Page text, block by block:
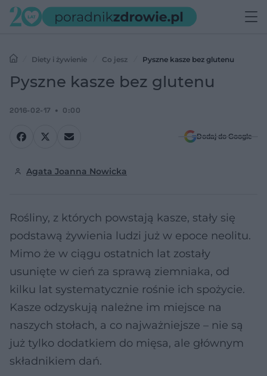
Diety i żywienie Co jesz Pyszne kasze bez glutenu
Pyszne kasze bez glutenu
2016-02-17 0:00
Dodaj do Google
Agata Joanna Nowicka
Rośliny, z których powstają kasze, stały się
podstawą żywienia ludzi już w epoce neolitu.
Mimo że w ciągu ostatnich lat zostały
usunięte w cień za sprawą ziemniaka, od
kilku lat systematycznie rośnie ich spożycie.
Kasze odzyskują należne im miejsce na
naszych stołach, a co najważniejsze – nie są
już tylko dodatkiem do mięsa, ale głównym
składnikiem dań.